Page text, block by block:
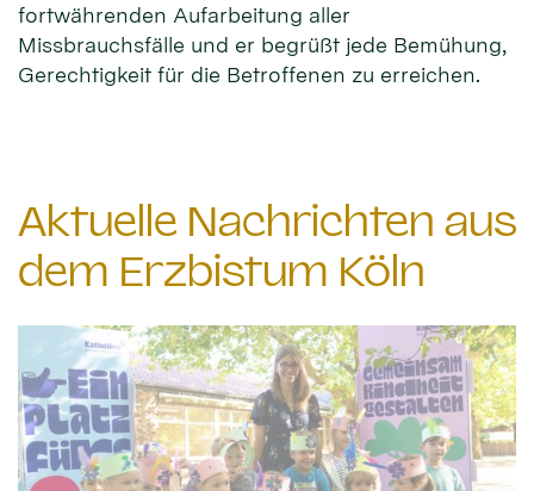
fortwährenden Aufarbeitung aller
Missbrauchsfälle und er begrüßt jede Bemühung,
Gerechtigkeit für die Betroffenen zu erreichen.
Aktuelle Nachrichten aus
dem Erzbistum Köln